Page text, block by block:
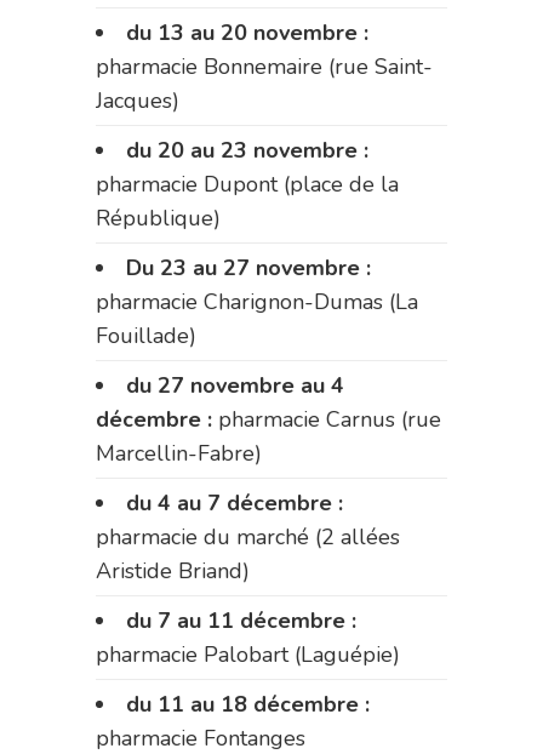
du 13 au 20 novembre :
pharmacie Bonnemaire (rue Saint-
Jacques)
du 20 au 23 novembre :
pharmacie Dupont (place de la
République)
Du 23 au 27 novembre :
pharmacie Charignon-Dumas (La
Fouillade)
du 27 novembre au 4
décembre : pharmacie Carnus (rue
Marcellin-Fabre)
du 4 au 7 décembre :
pharmacie du marché (2 allées
Aristide Briand)
du 7 au 11 décembre :
pharmacie Palobart (Laguépie)
du 11 au 18 décembre :
pharmacie Fontanges